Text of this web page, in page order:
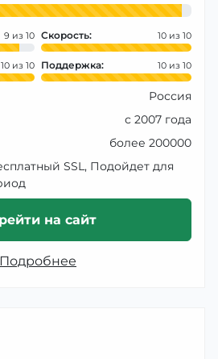
9 Скорость: 10
10 Поддержка: 10
Россия
с 2007 года
более 200000
SSL, Подойдет для
на сайт
Подробнее